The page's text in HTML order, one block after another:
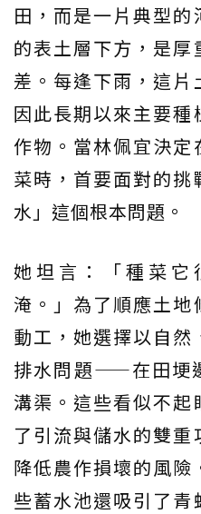
田，而是一片典型
的表土層下方，是
差。每逢下雨，這片
因此長期以來主要
作物。當林佩宜決定
菜時，首要面對的
水」這個根本問題。
她坦言：「種菜它
淹。」為了順應土
動工，她選擇以自
排水問題——在田埂
溝渠。這些看似不
了引流與儲水的雙重
降低農作損壞的風
些蓄水池還吸引了